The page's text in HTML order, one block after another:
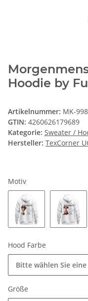
Hoodie by
Artikelnummer: MK-
GTIN: 4260626179689
Kategorie: Sweater /
Hersteller: TexCorner
Motiv
Hood Farbe
Bitte wählen Sie
Größe